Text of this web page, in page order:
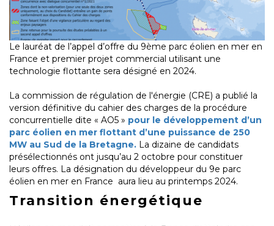
Le lauréat de l’appel d’offre du 9ème parc éolien en mer en
France et premier projet commercial utilisant une
technologie flottante sera désigné en 2024.
La commission de régulation de l'énergie (CRE) a publié la
version définitive du cahier des charges de la procédure
concurrentielle dite « AO5 » pour le développement d’un
parc éolien en mer flottant d’une puissance de 250
MW au Sud de la Bretagne. La dizaine de candidats
présélectionnés ont jusqu’au 2 octobre pour constituer
leurs offres. La désignation du développeur du 9e parc
éolien en mer en France aura lieu au printemps 2024.
Transition énergétique